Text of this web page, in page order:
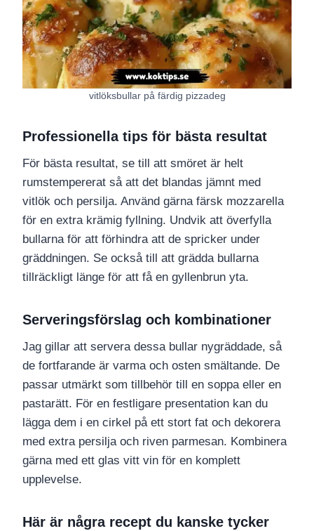
vitlöksbullar på färdig pizzadeg
Professionella tips för bästa resultat
För bästa resultat, se till att smöret är helt
rumstempererat så att det blandas jämnt med
vitlök och persilja. Använd gärna färsk mozzarella
för en extra krämig fyllning. Undvik att överfylla
bullarna för att förhindra att de spricker under
gräddningen. Se också till att grädda bullarna
tillräckligt länge för att få en gyllenbrun yta.
Serveringsförslag och kombinationer
Jag gillar att servera dessa bullar nygräddade, så
de fortfarande är varma och osten smältande. De
passar utmärkt som tillbehör till en soppa eller en
pastarätt. För en festligare presentation kan du
lägga dem i en cirkel på ett stort fat och dekorera
med extra persilja och riven parmesan. Kombinera
gärna med ett glas vitt vin för en komplett
upplevelse.
Här är några recept du kanske tycker